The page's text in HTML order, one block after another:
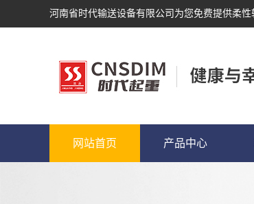
河南省时代输送设备有限公司为您免费提供柔性
网站首页 产品中心